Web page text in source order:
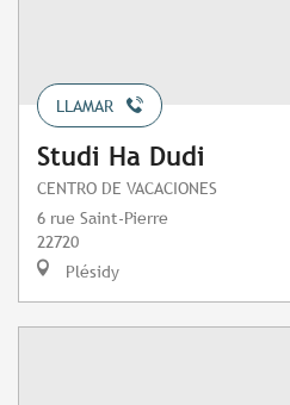
LLAMAR
Studi Ha Dudi
CENTRO DE VACACIONES
6 rue Saint-Pierre
22720
Plésidy